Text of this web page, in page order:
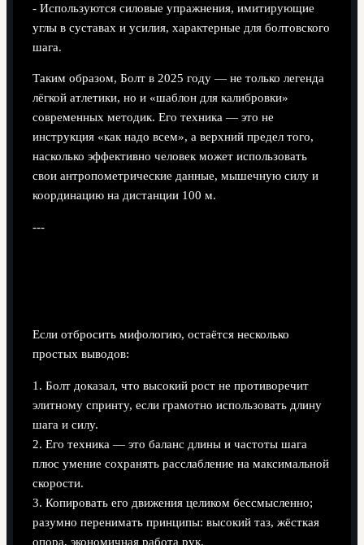
- Используются силовые упражнения, имитирующие
углы в суставах и усилия, характерные для болтовского
шага.
Таким образом, Болт в 2025 году — не только легенда
лёгкой атлетики, но и «шаблон для калибровки»
современных методик. Его техника — это не
инструкция «как надо всем», а верхний предел того,
насколько эффективно человек может использовать
свои антропометрические данные, мышечную силу и
координацию на дистанции 100 м.
---
Если отбросить мифологию, остаётся несколько
простых выводов:
1. Болт доказал, что высокий рост не противоречит
элитному спринту, если грамотно использовать длину
шага и силу.
2. Его техника — это баланс длины и частоты шага
плюс умение сохранять расслабление на максимальной
скорости.
3. Копировать его движения целиком бессмысленно;
разумно перенимать принципы: высокий таз, жёсткая
опора, экономичная работа рук.